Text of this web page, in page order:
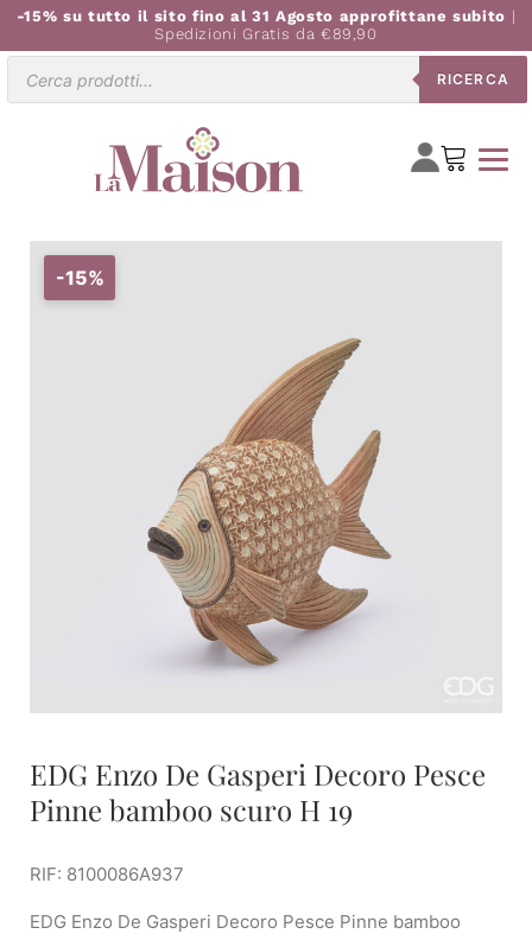
-15% su tutto il sito fino al 31 Agosto approfittane subito |
Spedizioni Gratis da €89,90
RICERCA
-15%
EDG Enzo De Gasperi Decoro Pesce
Pinne bamboo scuro H 19
RIF: 8100086A937
EDG Enzo De Gasperi Decoro Pesce Pinne bamboo